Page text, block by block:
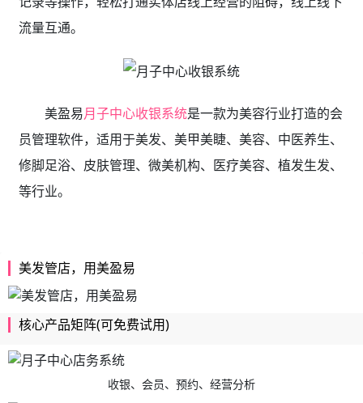
流量互通。
美盈易月子中心收银系统是一款为美容行业打造的会
员管理软件，适用于美发、美甲美睫、美容、中医养生、
修脚足浴、皮肤管理、微美机构、医疗美容、植发生发、
等行业。
美发管店，用美盈易
核心产品矩阵(可免费试用)
收银、会员、预约、经营分析